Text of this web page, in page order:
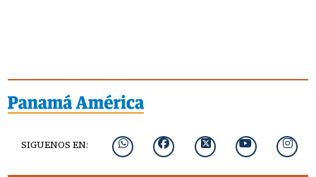
SIGUENOS EN: